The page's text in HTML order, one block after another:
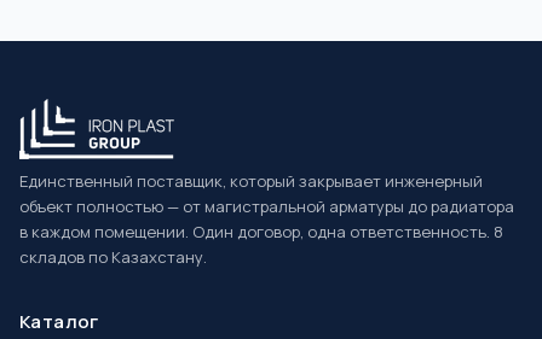
Единственный поставщик, который закрывает инженерный
объект полностью — от магистральной арматуры до радиатора
в каждом помещении. Один договор, одна ответственность. 8
складов по Казахстану.
Каталог